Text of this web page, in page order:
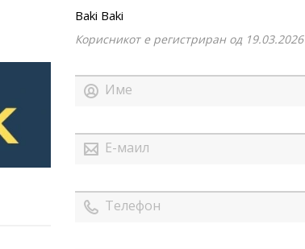
Baki Baki
Корисникот е регистриран од 19.03.2026